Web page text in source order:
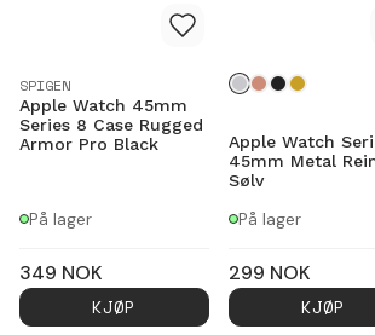
SPIGEN
Apple Watch 45mm
Series 8 Case Rugged
Armor Pro Black
På lager
349 NOK
KJØP
Apple Watch
45mm Metal
Sølv
På lager
299 NOK
KJØP